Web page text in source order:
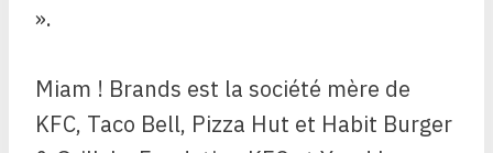
».
Miam ! Brands est la société mère de
KFC, Taco Bell, Pizza Hut et Habit Burger